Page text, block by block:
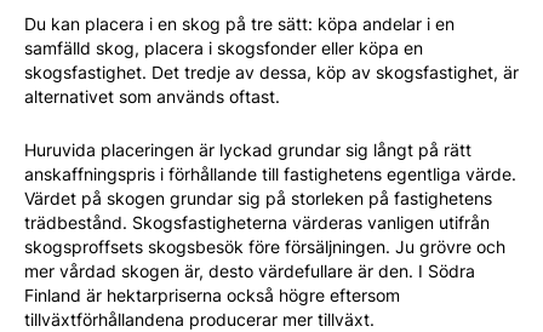
Du kan placera i en skog på tre sätt: köpa andelar i en
samfälld skog, placera i skogsfonder eller köpa en
skogsfastighet. Det tredje av dessa, köp av skogsfastighet, är
alternativet som används oftast.
Huruvida placeringen är lyckad grundar sig långt på rätt
anskaffningspris i förhållande till fastighetens egentliga värde.
Värdet på skogen grundar sig på storleken på fastighetens
trädbestånd. Skogsfastigheterna värderas vanligen utifrån
skogsproffsets skogsbesök före försäljningen. Ju grövre och
mer vårdad skogen är, desto värdefullare är den. I Södra
Finland är hektarpriserna också högre eftersom
tillväxtförhållandena producerar mer tillväxt.